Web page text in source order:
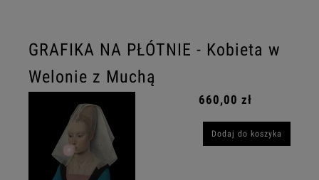
GRAFIKA NA PŁÓTNIE - Kobieta w
Welonie z Muchą
660,00 zł
Dodaj do koszyka